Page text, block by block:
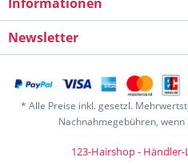
Informationen
Newsletter
* Alle Preise inkl. gesetzl.
Nachnahmegebühren,
123-Hairshop -